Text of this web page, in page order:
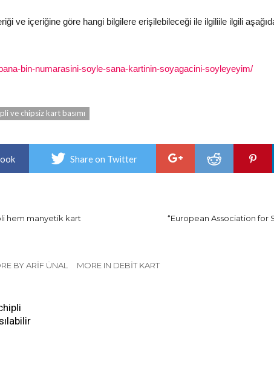
ve içeriğine göre hangi bilgilere erişilebileceği ile ilgiliile ilgili
bin-numarasini-soyle-sana-kartinin-soyagacini-soyleyeyim/
ve chipsiz kart basımı
Share on Twitter
hem manyetik kart
“European Association for
BY ARIF ÜNAL MORE IN DEBIT KART